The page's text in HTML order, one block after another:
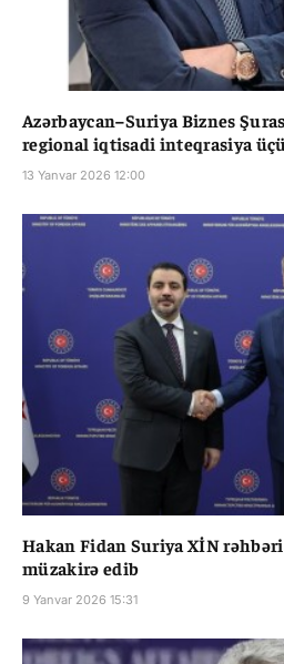
Azərbaycan–Suriya Biznes
regional iqtisadi inteqrasiya
13 Yanvar 2026 12:00
Hakan Fidan Suriya XİN
müzakirə edib
9 Yanvar 2026 15:31